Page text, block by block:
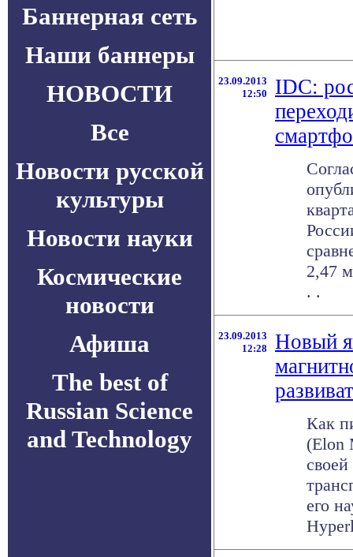
Баннерная сеть
Наши баннеры
НОВОСТИ
Все
Новости русской
культуры
Новости науки
Космические
новости
Афиша
The best of
Russian Science
and Technology
23.09.2013
12:50
IDC:
2,47
. .
23.09.2013
12:28
Новый
Как
(Elon
его